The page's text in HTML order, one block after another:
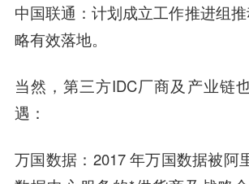
中国联通 ：计划成立工作推进组
略有效落地。
当然，第三方IDC厂商及产业链
遇：
万国数据 ：2017 年万国数据被阿